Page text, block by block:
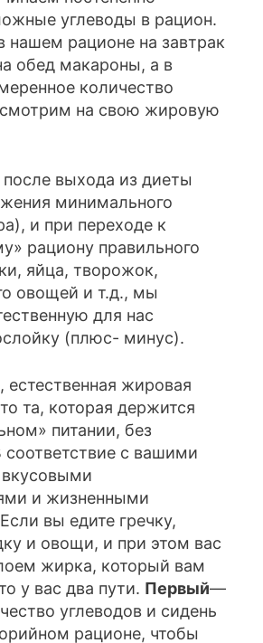
углеводы в рацион.
нашем рационе на завтрак
обед макароны, а в
количество
на свою жировую
выхода из диеты
минимального
и при переходе к
рациону правильного
яйца, творожок,
овощей и т.д., мы
для нас
(плюс- минус).
естественная жировая
та, которая держится
питании, без
с вашими
и жизненными
вы едите гречку,
и овощи, и при этом вас
жирка, который вам
у вас два пути. Первый—
углеводов и сидень
рационе, чтобы